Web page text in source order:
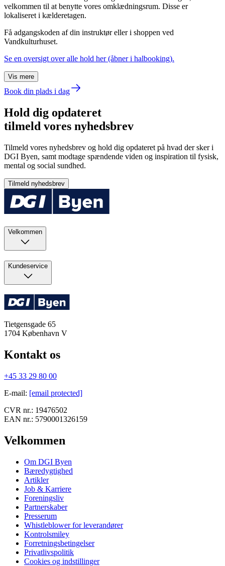
velkommen til at benytte vores omklædningsrum. Disse er
lokaliseret i kælderetagen.
Få adgangskoden af din instruktør eller i shoppen ved
Vandkulturhuset.
Se en oversigt over alle hold her (åbner i halbooking).
Vis mere
Book din plads i dag
Hold dig opdateret
tilmeld vores nyhedsbrev
Tilmeld vores nyhedsbrev og hold dig opdateret på hvad der sker i
DGI Byen, samt modtage spændende viden og inspiration til fysisk,
mental og social sundhed.
Tilmeld nyhedsbrev
Velkommen
Kundeservice
Tietgensgade 65
1704 København V
Kontakt os
+45 33 29 80 00
E-mail: [email protected]
CVR nr.: 19476502
EAN nr.: 5790001326159
Velkommen
Om DGI Byen
Bæredygtighed
Artikler
Job & Karriere
Foreningsliv
Partnerskaber
Presserum
Whistleblower for leverandører
Kontrolsmiley
Forretningsbetingelser
Privatlivspolitik
Cookies og indstillinger